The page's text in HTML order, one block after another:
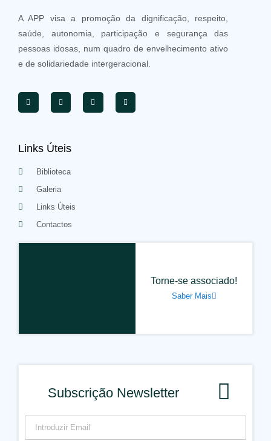
A APP visa a promoção da dignificação, respeito,
saúde, autonomia, participação e segurança das
pessoas idosas, num quadro de envelhecimento ativo
e de solidariedade intergeracional.
Links Úteis
Biblioteca
Galeria
Links Úteis
Contactos
Torne-se associado!
Saber Mais
Subscrição Newsletter